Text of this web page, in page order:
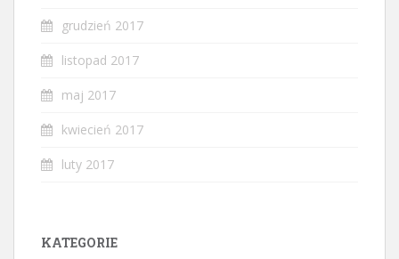
grudzień 2017
listopad 2017
maj 2017
kwiecień 2017
luty 2017
KATEGORIE